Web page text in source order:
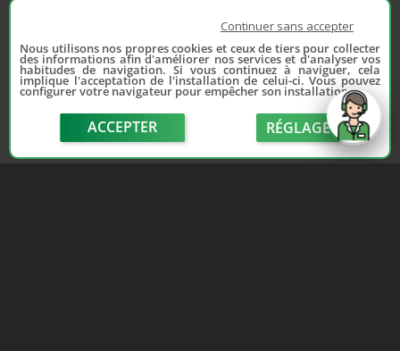
Continuer sans accepter
Nous utilisons nos propres cookies et ceux de tiers pour collecter
des informations afin d'améliorer nos services et d'analyser vos
habitudes de navigation. Si vous continuez à naviguer, cela
implique l'acceptation de l'installation de celui-ci. Vous pouvez
configurer votre navigateur pour empêcher son installation.
ACCEPTER RÉGLAGE